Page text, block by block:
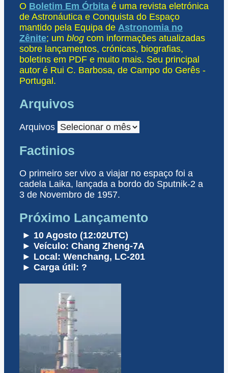
O Boletim Em Órbita é uma revista eletrónica
de Astronáutica e Conquista do Espaço
mantido pela Equipa de Astronomia no
Zênite; um blog com informações atualizadas
sobre lançamentos, crónicas, biografias,
boletins em PDF e muito mais. Seu principal
autor é Rui C. Barbosa, de Campo do Gerês -
Portugal.
Arquivos
Arquivos
Factinios
O primeiro ser vivo a viajar no espaço foi a
cadela Laika, lançada a bordo do Sputnik-2 a
3 de Novembro de 1957.
Próximo Lançamento
► 10 Agosto (12:02UTC)
► Veículo: Chang Zheng-7A
► Local: Wenchang, LC-201
► Carga útil: ?